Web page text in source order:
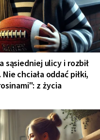
sąsiedniej ulicy i rozbił
chciała oddać piłki,
z życia